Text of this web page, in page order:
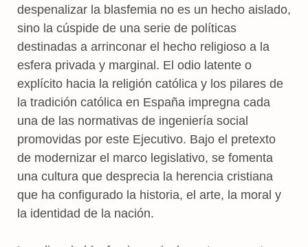
despenalizar la blasfemia no es un hecho aislado,
sino la cúspide de una serie de políticas
destinadas a arrinconar el hecho religioso a la
esfera privada y marginal. El odio latente o
explícito hacia la religión católica y los pilares de
la tradición católica en España impregna cada
una de las normativas de ingeniería social
promovidas por este Ejecutivo. Bajo el pretexto
de modernizar el marco legislativo, se fomenta
una cultura que desprecia la herencia cristiana
que ha configurado la historia, el arte, la moral y
la identidad de la nación.